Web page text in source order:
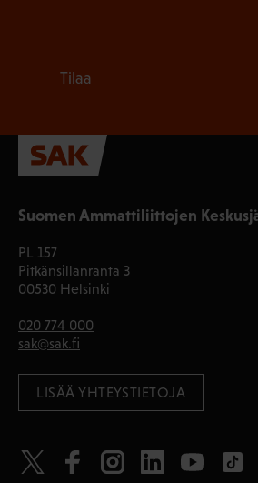
Suomen Ammattiliittojen
PL 157
Pitkänsillanranta 3
00530 Helsinki
020 774 000
sak@sak.fi
LISÄÄ YHTEYSTIETOJA
Tilaa